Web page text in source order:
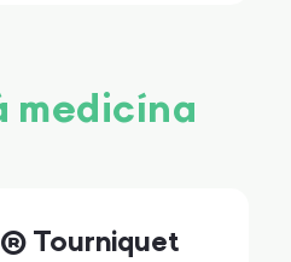
medicína
Tourniquet